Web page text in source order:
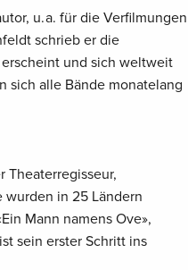
u. a. für die Verfilmungen
schrieb er die
und sich weltweit
sich alle Bände monatelang
Theaterregisseur,
wurden in 25 Ländern
Mann namens Ove»,
sein erster Schritt ins